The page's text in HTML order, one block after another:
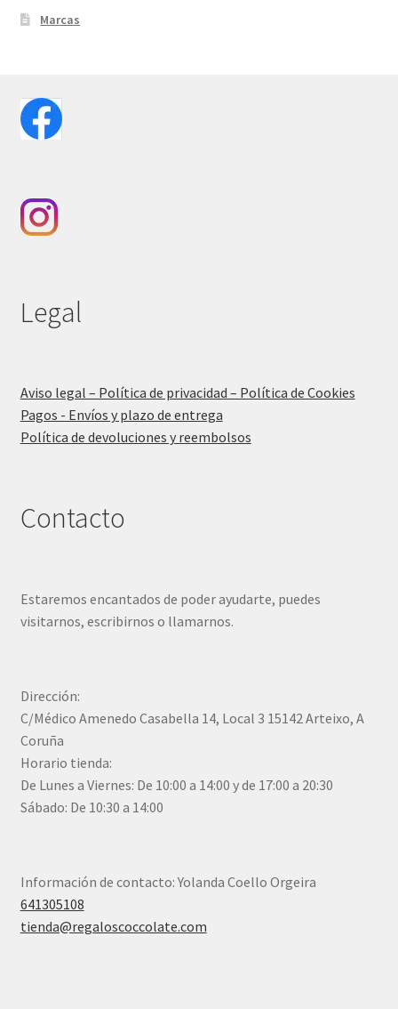
Marcas
Legal
Aviso legal – Política de privacidad – Política de Cookies
Pagos - Envíos y plazo de entrega
Política de devoluciones y reembolsos
Contacto
Estaremos encantados de poder ayudarte, puedes
visitarnos, escribirnos o llamarnos.
Dirección:
C/Médico Amenedo Casabella 14, Local 3 15142 Arteixo, A
Coruña
Horario tienda:
De Lunes a Viernes: De 10:00 a 14:00 y de 17:00 a 20:30
Sábado: De 10:30 a 14:00
Información de contacto: Yolanda Coello Orgeira
641305108
tienda@regaloscoccolate.com